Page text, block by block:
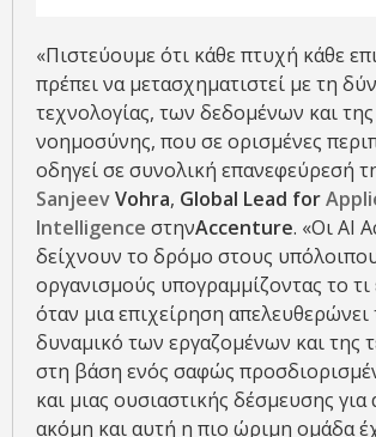
«Πιστεύουμε ότι κάθε πτυχή κάθε
πρέπει να μετασχηματιστεί με τη
τεχνολογίας, των δεδομένων και
νοημοσύνης, που σε ορισμένες
οδηγεί σε συνολική επανεφεύρεσή
SanjeevVohra, Global Lead for
Intelligence στηνAccenture. «Οι AI
δείχνουν το δρόμο στους
οργανισμούς υπογραμμίζοντας το τι
όταν μια επιχείρηση απελευθερώνει
δυναμικό των εργαζομένων και της
στη βάση ενός σαφώς
και μιας ουσιαστικής δέσμευσης
ακόμη και αυτή η πιο ώριμη ομάδα